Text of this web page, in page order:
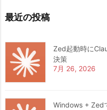
最近の投稿
Zed起動時に
決策
7月 26, 2026
Windows + Zed